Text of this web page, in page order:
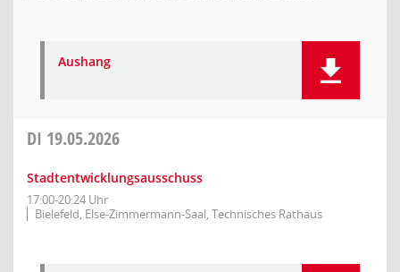
Aushang
DI 19.05.2026
Stadtentwicklungsausschuss
17:00-20:24 Uhr
Bielefeld, Else-Zimmermann-Saal, Technisches Rathaus